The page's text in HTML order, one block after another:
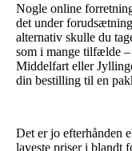
Nogle online
det under
alternativ skulle du
som i mange tilfælde
Middelfart eller
din bestilling til en
Det er jo efterhånden
laveste priser i blandt